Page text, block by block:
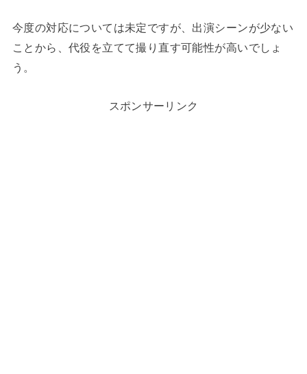
今度の対応については未定ですが、出演シーンが少ない
ことから、代役を立てて撮り直す可能性が高いでしょ
う。
スポンサーリンク